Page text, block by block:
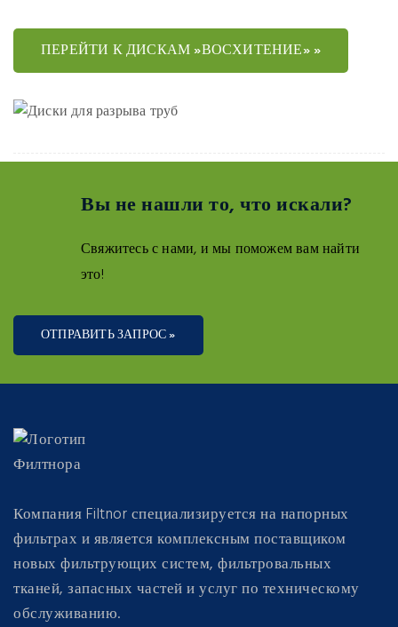
ПЕРЕЙТИ К ДИСКАМ »ВОСХИТЕНИЕ» »
Вы не нашли то, что искали?
Свяжитесь с нами, и мы поможем вам найти
это!
ОТПРАВИТЬ ЗАПРОС »
Компания Filtnor специализируется на напорных
фильтрах и является комплексным поставщиком
новых фильтрующих систем, фильтровальных
тканей, запасных частей и услуг по техническому
обслуживанию.